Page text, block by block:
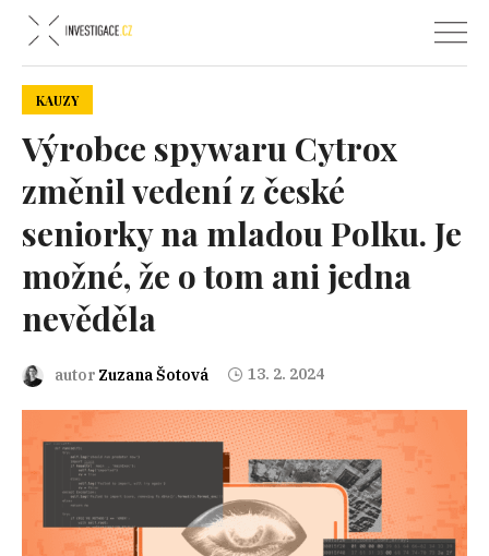
KAUZY
Výrobce spywaru Cytrox
změnil vedení z české
seniorky na mladou Polku. Je
možné, že o tom ani jedna
nevěděla
autor Zuzana Šotová 13. 2. 2024